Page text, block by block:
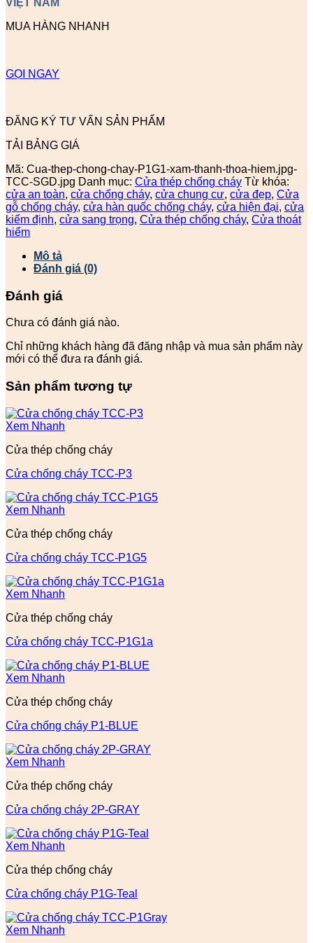
MUA HÀNG NHANH
GỌI NGAY
ĐĂNG KÝ TƯ VẤN SẢN PHẨM
TẢI BẢNG GIÁ
Mã: Cua-thep-chong-chay-P1G1-xam-thanh-thoa-hiem.jpg-
TCC-SGD.jpg Danh mục: Cửa thép chống cháy Từ khóa:
cửa an toàn, cửa chống cháy, cửa chung cư, cửa đẹp, Cửa
gỗ chống cháy, cửa hàn quốc chống cháy, cửa hiện đại, cửa
kiểm định, cửa sang trọng, Cửa thép chống cháy, Cửa thoát
hiểm
Mô tả
Đánh giá (0)
Đánh giá
Chưa có đánh giá nào.
Chỉ những khách hàng đã đăng nhập và mua sản phẩm này
mới có thể đưa ra đánh giá.
Sản phẩm tương tự
Xem Nhanh
Cửa thép chống cháy
Cửa chống cháy TCC-P3
Xem Nhanh
Cửa thép chống cháy
Cửa chống cháy TCC-P1G5
Xem Nhanh
Cửa thép chống cháy
Cửa chống cháy TCC-P1G1a
Xem Nhanh
Cửa thép chống cháy
Cửa chống cháy P1-BLUE
Xem Nhanh
Cửa thép chống cháy
Cửa chống cháy 2P-GRAY
Xem Nhanh
Cửa thép chống cháy
Cửa chống cháy P1G-Teal
Xem Nhanh